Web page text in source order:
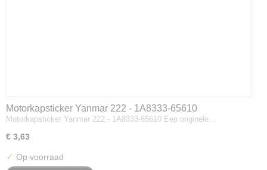
Motorkapsticker Yanmar 222 - 1A8333-65610
Motorkapsticker Yanmar 222 - 1A8333-65610 Een originele…
€ 3,63
✓ Op voorraad